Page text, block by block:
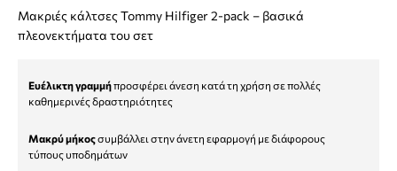
Μακριές κάλτσες Tommy Hilfiger 2-pack – βασικά
πλεονεκτήματα του σετ
Ευέλικτη γραμμήπροσφέρει άνεση κατά τη χρήση σε πολλές
καθημερινές δραστηριότητες
Μακρύ μήκοςσυμβάλλει στην άνετη εφαρμογή με διάφορους
τύπους υποδημάτων